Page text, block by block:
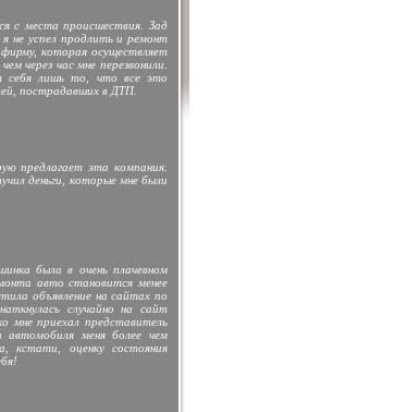
с места происшествия. Зад
не успел продлить и ремонт
которая осуществляет
через час мне перезвонили.
себя лишь то, что все это
пострадавших в ДТП.
предлагает эта компания.
деньги, которые мне были
была в очень плачевном
авто становится менее
объявление на сайтах по
случайно на сайт
мне приехал представитель
меня более чем
кстати, оценку состояния